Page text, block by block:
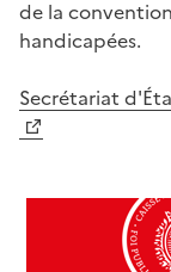
de la
handicapées.
Secrétariat